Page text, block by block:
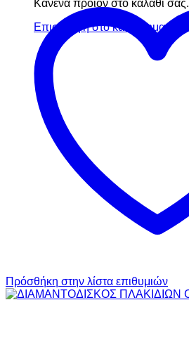
Κανένα προϊόν στο καλάθι σας.
Επιστροφή στο κατάστημα
Πρόσθήκη στην λίστα επιθυμιών